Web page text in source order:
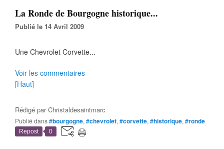
La Ronde de Bourgogne historique...
Publié le 14 Avril 2009
Une Chevrolet Corvette...
Voir les commentaires
[Haut]
Rédigé parChristaldesaintmarc
Publié dans#bourgogne, #chevrolet, #corvette, #historique, #ronde
Repost 0